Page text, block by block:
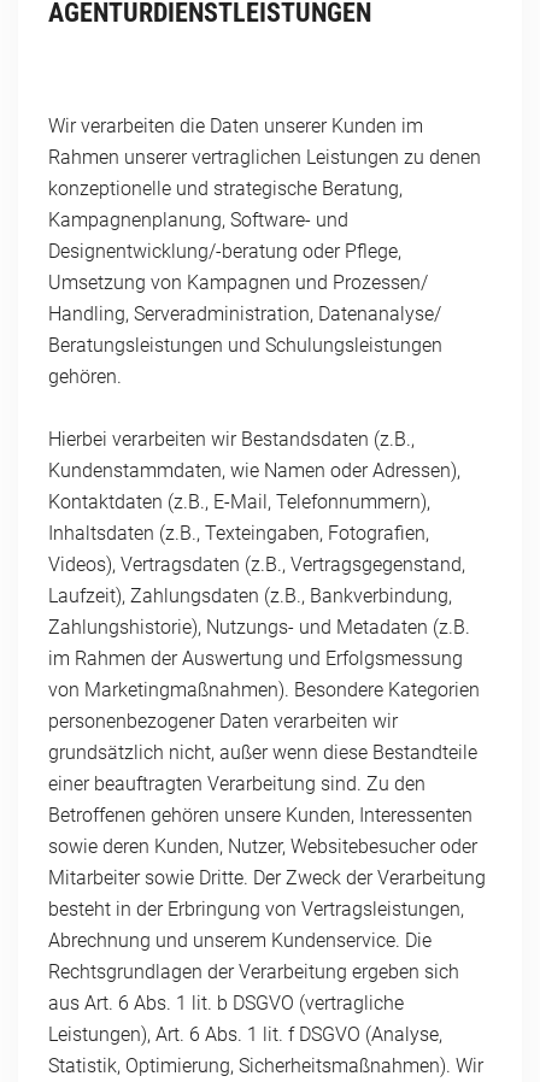
AGENTURDIENSTLEISTUNGEN
Wir verarbeiten die Daten unserer Kunden im
Rahmen unserer vertraglichen Leistungen zu denen
konzeptionelle und strategische Beratung,
Kampagnenplanung, Software- und
Designentwicklung/-beratung oder Pflege,
Umsetzung von Kampagnen und Prozessen/
Handling, Serveradministration, Datenanalyse/
Beratungsleistungen und Schulungsleistungen
gehören.
Hierbei verarbeiten wir Bestandsdaten (z.B.,
Kundenstammdaten, wie Namen oder Adressen),
Kontaktdaten (z.B., E-Mail, Telefonnummern),
Inhaltsdaten (z.B., Texteingaben, Fotografien,
Videos), Vertragsdaten (z.B., Vertragsgegenstand,
Laufzeit), Zahlungsdaten (z.B., Bankverbindung,
Zahlungshistorie), Nutzungs- und Metadaten (z.B.
im Rahmen der Auswertung und Erfolgsmessung
von Marketingmaßnahmen). Besondere Kategorien
personenbezogener Daten verarbeiten wir
grundsätzlich nicht, außer wenn diese Bestandteile
einer beauftragten Verarbeitung sind. Zu den
Betroffenen gehören unsere Kunden, Interessenten
sowie deren Kunden, Nutzer, Websitebesucher oder
Mitarbeiter sowie Dritte. Der Zweck der Verarbeitung
besteht in der Erbringung von Vertragsleistungen,
Abrechnung und unserem Kundenservice. Die
Rechtsgrundlagen der Verarbeitung ergeben sich
aus Art. 6 Abs. 1 lit. b DSGVO (vertragliche
Leistungen), Art. 6 Abs. 1 lit. f DSGVO (Analyse,
Statistik, Optimierung, Sicherheitsmaßnahmen). Wir